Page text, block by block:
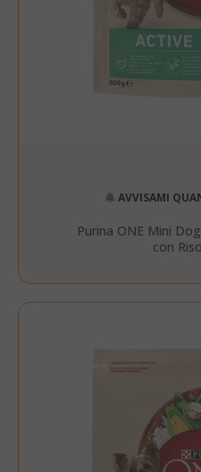
AVVISAMI
Purina ONE Mini
con